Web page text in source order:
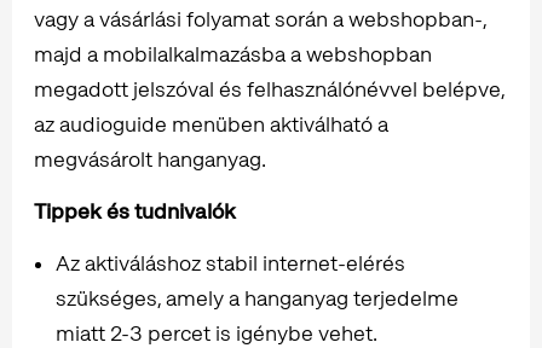
vagy a vásárlási folyamat során a webshopban-,
majd a mobilalkalmazásba a webshopban
megadott jelszóval és felhasználónévvel belépve,
az audioguide menüben aktiválható a
megvásárolt hanganyag.
Tippek és tudnivalók
Az aktiváláshoz stabil internet-elérés
szükséges, amely a hanganyag terjedelme
miatt 2-3 percet is igénybe vehet.